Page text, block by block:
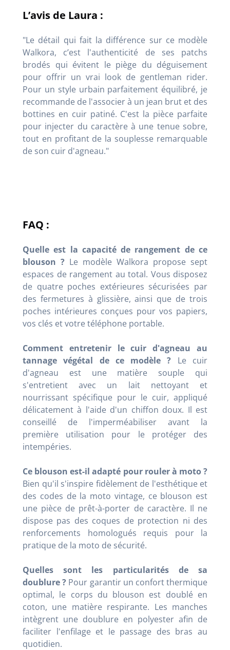
L’avis de Laura :
"Le détail qui fait la différence sur ce modèle
Walkora, c’est l'authenticité de ses patchs
brodés qui évitent le piège du déguisement
pour offrir un vrai look de gentleman rider.
Pour un style urbain parfaitement équilibré, je
recommande de l'associer à un jean brut et des
bottines en cuir patiné. C'est la pièce parfaite
pour injecter du caractère à une tenue sobre,
tout en profitant de la souplesse remarquable
de son cuir d'agneau."
FAQ :
Quelle est la capacité de rangement de ce
blouson ? Le modèle Walkora propose sept
espaces de rangement au total. Vous disposez
de quatre poches extérieures sécurisées par
des fermetures à glissière, ainsi que de trois
poches intérieures conçues pour vos papiers,
vos clés et votre téléphone portable.
Comment entretenir le cuir d'agneau au
tannage végétal de ce modèle ? Le cuir
d'agneau est une matière souple qui
s'entretient avec un lait nettoyant et
nourrissant spécifique pour le cuir, appliqué
délicatement à l'aide d'un chiffon doux. Il est
conseillé de l'imperméabiliser avant la
première utilisation pour le protéger des
intempéries.
Ce blouson est-il adapté pour rouler à moto ?
Bien qu'il s'inspire fidèlement de l'esthétique et
des codes de la moto vintage, ce blouson est
une pièce de prêt-à-porter de caractère. Il ne
dispose pas des coques de protection ni des
renforcements homologués requis pour la
pratique de la moto de sécurité.
Quelles sont les particularités de sa
doublure ? Pour garantir un confort thermique
optimal, le corps du blouson est doublé en
coton, une matière respirante. Les manches
intègrent une doublure en polyester afin de
faciliter l'enfilage et le passage des bras au
quotidien.